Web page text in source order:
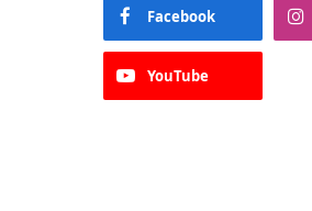
Facebook
YouTube